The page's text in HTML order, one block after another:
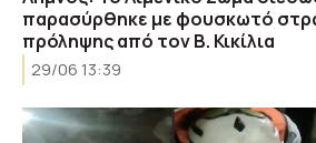
παρασύρθηκε με φουσκωτό
πρόληψης από τον Β. Κικίλια
29/06 13:39